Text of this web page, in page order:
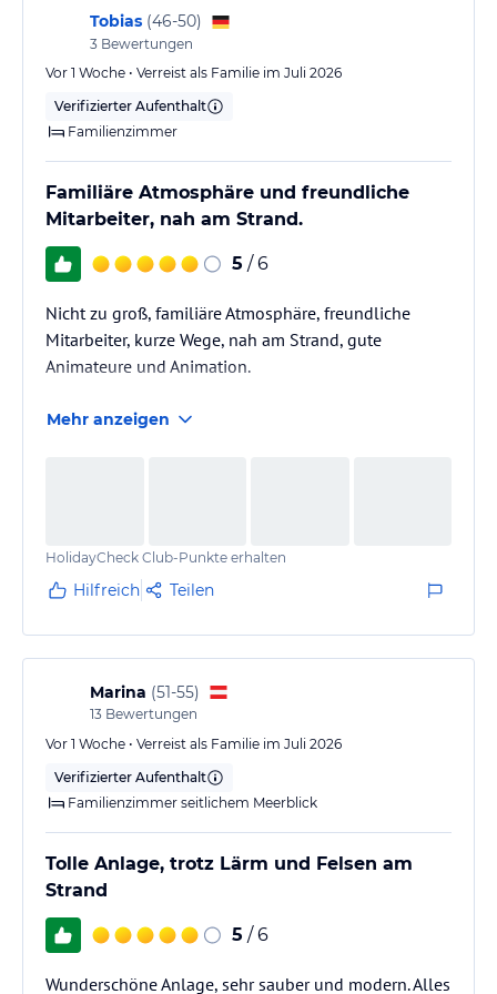
Tobias (46-50)
3 Bewertungen
Vor 1 Woche • Verreist als Familie im Juli 2026
Verifizierter Aufenthalt
Familienzimmer
Familiäre Atmosphäre und freundliche
Mitarbeiter, nah am Strand.
5 / 6
Nicht zu groß, familiäre Atmosphäre, freundliche
Mitarbeiter, kurze Wege, nah am Strand, gute
Animateure und Animation.
Mehr anzeigen
HolidayCheck Club-Punkte erhalten
Hilfreich Teilen
Marina (51-55)
13 Bewertungen
Vor 1 Woche • Verreist als Familie im Juli 2026
Verifizierter Aufenthalt
Familienzimmer seitlichem Meerblick
Tolle Anlage, trotz Lärm und Felsen am
Strand
5 / 6
Wunderschöne Anlage, sehr sauber und modern. Alles